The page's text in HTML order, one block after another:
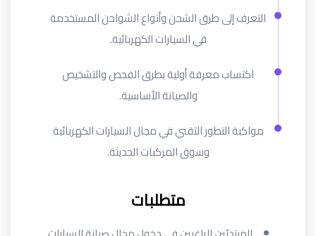
التعرف إلى طرق الشحن وأنواع الشواحن المستخدمة
في السيارات الكهربائية.
اكتساب معرفة أولية بطرق الفحص والتشخيص
والصيانة الأساسية.
مواكبة التطور التقني في مجال السيارات الكهربائية
وسوق المركبات الحديثة.
متطلبات